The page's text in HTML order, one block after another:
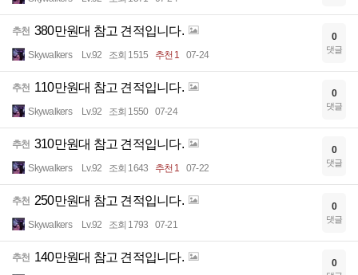
추천 380만원대 참고 견적입니다.
Skywalkers Lv.92 조회 1515 추천 1 07-24
0
댓글
추천 110만원대 참고 견적입니다.
Skywalkers Lv.92 조회 1550 07-24
0
댓글
추천 310만원대 참고 견적입니다.
Skywalkers Lv.92 조회 1643 추천 1 07-22
0
댓글
추천 250만원대 참고 견적입니다.
Skywalkers Lv.92 조회 1793 07-21
0
댓글
추천 140만원대 참고 견적입니다. 0